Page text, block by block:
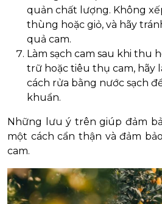
quản chất lượng. Không
thùng hoặc giỏ, và hãy
quả cam.
Làm sạch cam sau khi thu
trữ hoặc tiêu thụ cam, hãy
cách rửa bằng nước sạch
khuẩn.
Những lưu ý trên giúp đảm
một cách cẩn thận và đảm
cam.